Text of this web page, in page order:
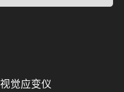
视觉应变仪